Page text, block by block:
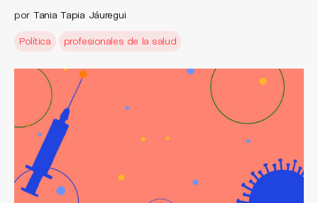
por Tania Tapia Jáuregui
Política profesionales de la salud